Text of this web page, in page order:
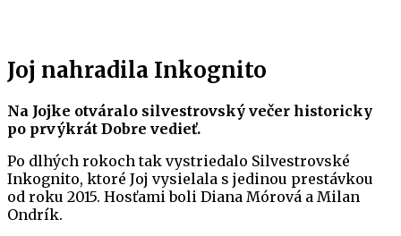
Joj nahradila Inkognito
Na Jojke otváralo silvestrovský večer historicky
po prvýkrát Dobre vedieť.
Po dlhých rokoch tak vystriedalo Silvestrovské
Inkognito, ktoré Joj vysielala s jedinou prestávkou
od roku 2015. Hosťami boli Diana Mórová a Milan
Ondrík.